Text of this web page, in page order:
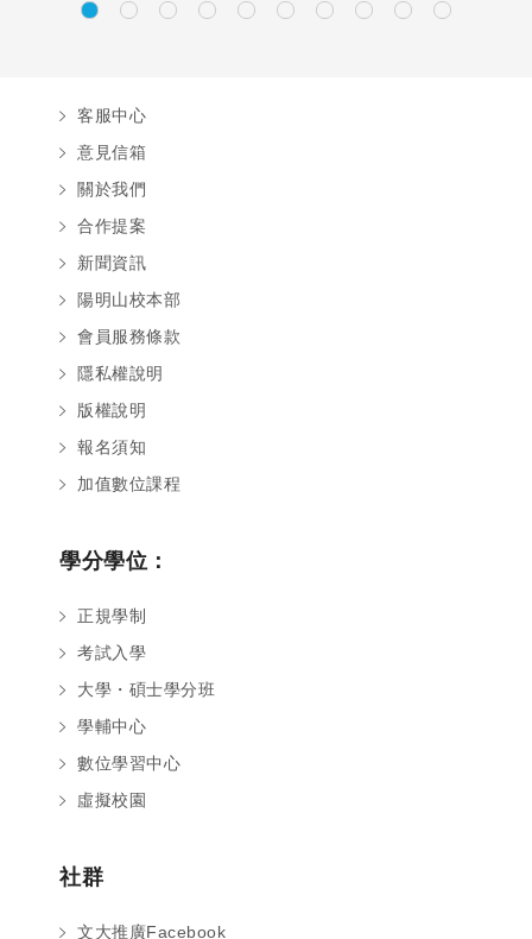
客服中心
意見信箱
關於我們
合作提案
新聞資訊
陽明山校本部
會員服務條款
隱私權說明
版權說明
報名須知
加值數位課程
學分學位：
正規學制
考試入學
大學・碩士學分班
學輔中心
數位學習中心
虛擬校園
社群
文大推廣Facebook